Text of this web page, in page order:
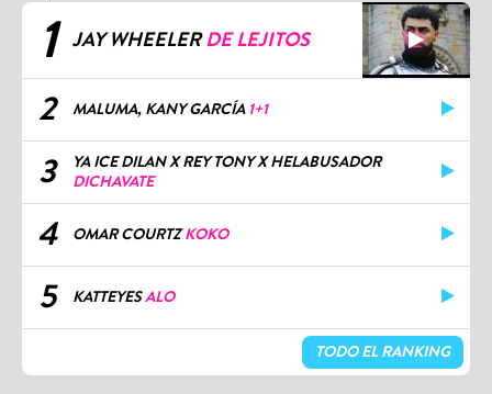
1 JAY WHEELERDE LEJITOS
2 MALUMA, KANY GARCÍA 1+1
3
YA ICE DILAN X REY TONY X HELABUSADOR
DICHAVATE
4 OMAR COURTZKOKO
5 KATTEYESALO
TODO EL RANKING